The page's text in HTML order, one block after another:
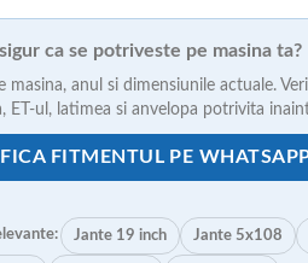
ca se potriveste pe masina ta?
masina, anul si dimensiunile actuale.
ET-ul, latimea si anvelopa potrivita
FITMENTUL PE
Jante 19 inch Jante 5x108